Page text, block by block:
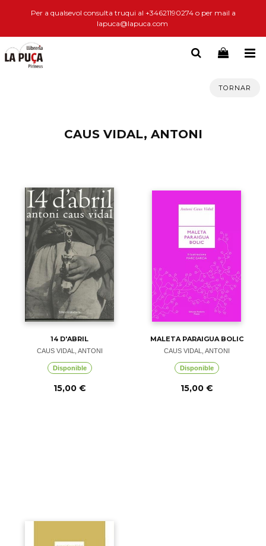
Per a qualsevol consulta truqui al +34621190274 o per mail a
lapuca@lapuca.com
TORNAR
CAUS VIDAL, ANTONI
14 D'ABRIL
CAUS VIDAL, ANTONI
Disponible
15,00 €
MALETA PARAIGUA BOLIC
CAUS VIDAL, ANTONI
Disponible
15,00 €